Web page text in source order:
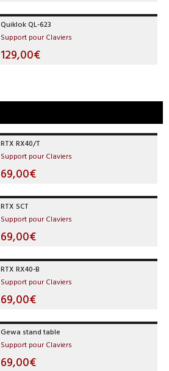
Quiklok QL-623
Support pour Claviers
129,00€
RTX RX40/T
Support pour Claviers
69,00€
RTX SCT
Support pour Claviers
69,00€
RTX RX40-B
Support pour Claviers
69,00€
Gewa stand table
Support pour Claviers
69,00€